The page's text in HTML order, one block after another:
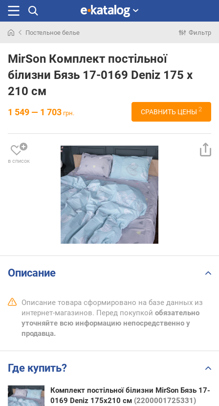
раньше
Постельное белье Фильтр
MirSon Комплект постільної
білизни Бязь 17-0169 Deniz 175 x
210 см
1 549 — 1 703 грн. СРАВНИТЬ ЦЕНЫ 2
в список
Описание
Описание товара сформировано на базе данных из
интернет-магазинов. Перед покупкой обязательно
уточняйте всю информацию непосредственно у
продавца.
Где купить?
Комплект постільної білизни MirSon Бязь 17-
0169 Deniz 175х210 см (2200001725331)